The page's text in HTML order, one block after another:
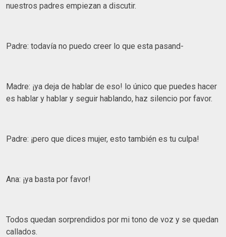
nuestros padres empiezan a discutir.
Padre: todavía no puedo creer lo que esta pasand-
Madre: ¡ya deja de hablar de eso! lo único que puedes hacer
es hablar y hablar y seguir hablando, haz silencio por favor.
Padre: ¡pero que dices mujer, esto también es tu culpa!
Ana: ¡ya basta por favor!
Todos quedan sorprendidos por mi tono de voz y se quedan
callados.